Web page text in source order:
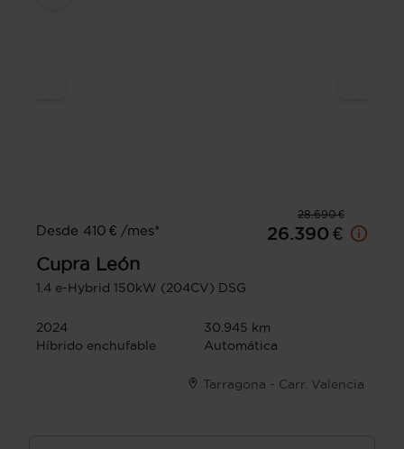
28.690 €
Desde 410 € /mes*
26.390 €
Cupra León
1.4 e-Hybrid 150kW (204CV) DSG
2024
30.945 km
Híbrido enchufable
Automática
Tarragona - Carr. Valencia